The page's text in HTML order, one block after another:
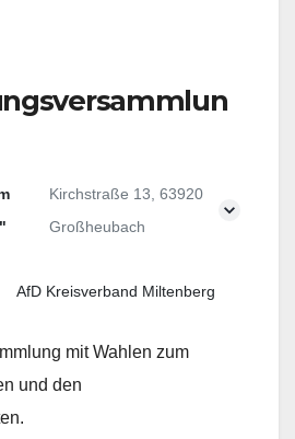
Kirchstraße 13, 63920
Großheubach
AfD Kreisverband Miltenberg
mit Wahlen zum
und den